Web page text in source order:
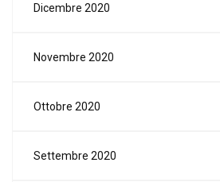
Dicembre 2020
Novembre 2020
Ottobre 2020
Settembre 2020